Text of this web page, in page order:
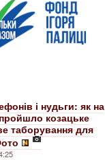
і нудьги: як на
козацьке
таборування для